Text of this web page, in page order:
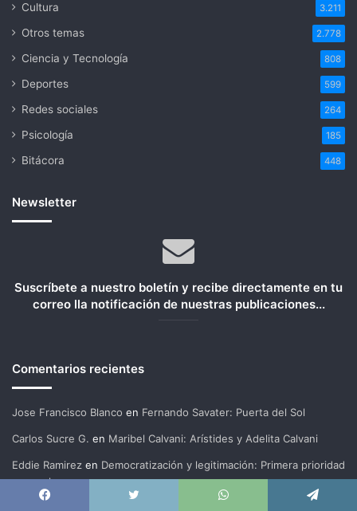
Cultura 3.211
Otros temas 2.778
Ciencia y Tecnología 808
Deportes 599
Redes sociales 264
Psicología 185
Bitácora 448
Newsletter
Suscríbete a nuestro boletín y recibe directamente en tu
correo lla notificación de nuestras publicaciones...
Comentarios recientes
Jose Francisco Blanco en Fernando Savater: Puerta del Sol
Carlos Sucre G. en Maribel Calvani: Arístides y Adelita Calvani
Eddie Ramirez en Democratización y legitimación: Primera prioridad
venezolana